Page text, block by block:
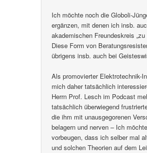
Ich möchte noch die Globoli-
ergänzen, mit denen ich insb.
akademischen Freundeskreis „zu
Diese Form von
übrigens insb. auch bei
Als promovierter Elektrotechnik-
mich daher tatsächlich
Herrn Prof. Lesch im Podcast
tatsächlich überwiegend
die ihm mit unausgegorenen
belagern und nerven – Ich
vorbeugen, dass ich selber mal
und solchen Theorien auf dem